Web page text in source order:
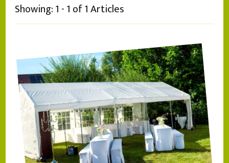
Showing: 1 - 1 of 1 Articles